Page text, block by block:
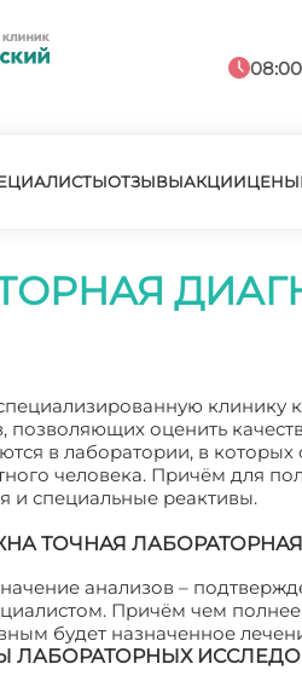
ОТЗЫВЫАКЦИИЦЕНЫ
клинику
позволяющих оценить
в лаборатории, в
человека. Причём для
и специальные реактивы.
ТОЧНАЯ
анализов –
Причём чем
будет назначенное
ЛАБОРАТОРНЫХ